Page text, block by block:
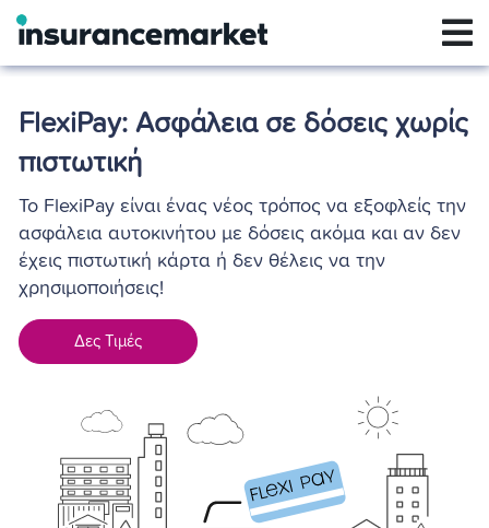
FlexiPay: Ασφάλεια σε δόσεις χωρίς
πιστωτική
Το FlexiPay είναι ένας νέος τρόπος να εξοφλείς την
ασφάλεια αυτοκινήτου με δόσεις ακόμα και αν δεν
έχεις πιστωτική κάρτα ή δεν θέλεις να την
χρησιμοποιήσεις!
Δες Τιμές